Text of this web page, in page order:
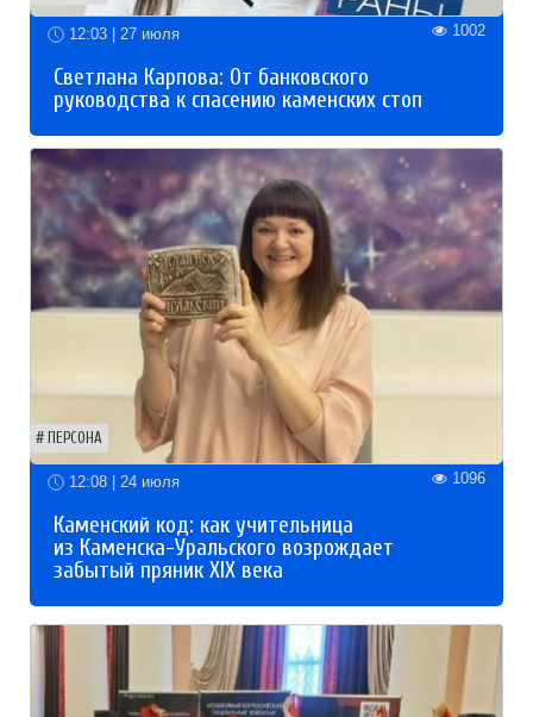
12:03 | 27 июля 1002
Светлана Карпова: От банковского
руководства к спасению каменских стоп
ПЕРСОНА
12:08 | 24 июля 1096
Каменский код: как учительница
из Каменска-Уральского возрождает
забытый пряник XIX века